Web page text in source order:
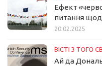
Ефект
питання
20.02.2025
ВІСТІ З ТОГО
Ай да